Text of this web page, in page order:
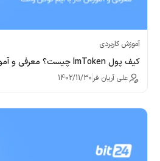
آموزش کاربردی
کیف پول ImToken چیست؟ معرفی و آموزش کار با ایم توکن والت
علی آریان فر 1402/11/30